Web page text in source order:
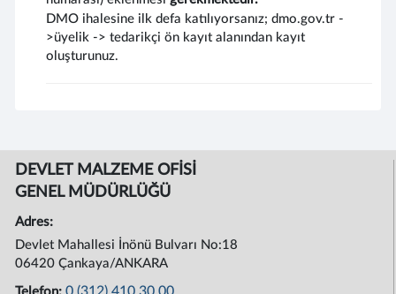
DMO ihalesine ilk defa katılıyorsanız; dmo.gov.tr -
>üyelik -> tedarikçi ön kayıt alanından kayıt
oluşturunuz.
DEVLET MALZEME OFİSİ
GENEL MÜDÜRLÜĞÜ
Adres:
Devlet Mahallesi İnönü Bulvarı No:18
06420 Çankaya/ANKARA